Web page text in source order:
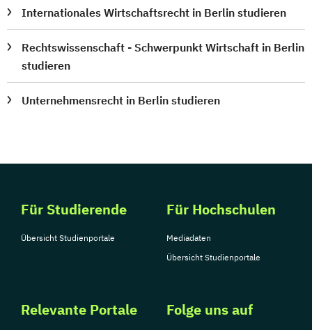
Internationales Wirtschaftsrecht in Berlin studieren
Rechtswissenschaft - Schwerpunkt Wirtschaft in Berlin
studieren
Unternehmensrecht in Berlin studieren
Für Studierende
Übersicht Studienportale
Für Hochschulen
Mediadaten
Übersicht Studienportale
Relevante Portale Folge uns auf